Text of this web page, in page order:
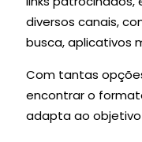
diversos canais,
busca, aplicativos
Com tantas
encontrar o
adapta ao